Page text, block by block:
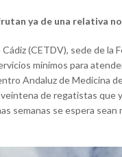
ya de una relativa
(CETDV), sede de la
mínimos para
Andaluz de Medicina
de regatistas que
semanas se espera